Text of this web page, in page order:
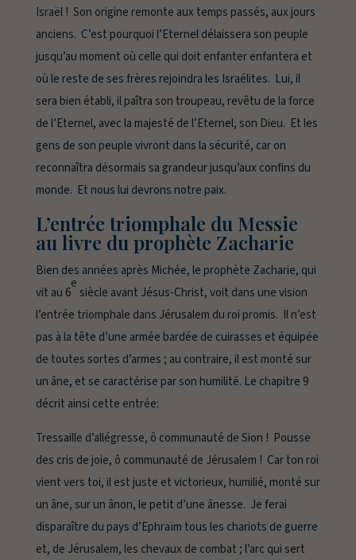
Israël ! Son origine remonte aux temps passés, aux jours
anciens. C’est pourquoi l’Eternel délaissera son peuple
jusqu’au moment où celle qui doit enfanter enfantera et
où le reste de ses frères rejoindra les Israélites. Lui, il
sera bien établi, il paîtra son troupeau, revêtu de la force
de l’Eternel, avec la majesté de l’Eternel, son Dieu. Et les
gens de son peuple vivront dans la sécurité, car on
reconnaîtra désormais sa grandeur jusqu’aux confins du
monde. Et nous lui devrons notre paix.
L’entrée triomphale du Messie
au livre du prophète Zacharie
Bien des années après Michée, le prophète Zacharie, qui
vit au 6
e
siècle avant Jésus-Christ, voit dans une vision
l’entrée triomphale dans Jérusalem du roi promis. Il n’est
pas à la tête d’une armée bardée de cuirasses et équipée
de toutes sortes d’armes ; au contraire, il est monté sur
un âne, et se caractérise par son humilité. Le chapitre 9
décrit ainsi cette entrée:
Tressaille d’allégresse, ô communauté de Sion ! Pousse
des cris de joie, ô communauté de Jérusalem ! Car ton roi
vient vers toi, il est juste et victorieux, humilié, monté sur
un âne, sur un ânon, le petit d’une ânesse. Je ferai
disparaître du pays d’Ephraïm tous les chariots de guerre
et, de Jérusalem, les chevaux de combat ; l’arc qui sert